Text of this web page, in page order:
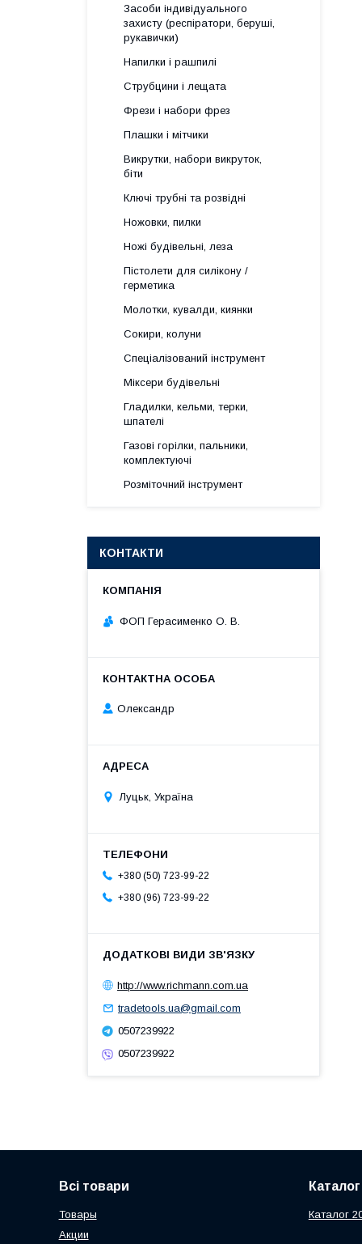
Засоби індивідуального
захисту (респіратори, беруші,
рукавички)
Напилки і рашпилі
Струбцини і лещата
Фрези і набори фрез
Плашки і мітчики
Викрутки, набори викруток,
біти
Ключі трубні та розвідні
Ножовки, пилки
Ножі будівельні, леза
Пістолети для силікону /
герметика
Молотки, кувалди, киянки
Сокири, колуни
Спеціалізований інструмент
Міксери будівельні
Гладилки, кельми, терки,
шпателі
Газові горілки, пальники,
комплектуючі
Розміточний інструмент
КОНТАКТИ
ФОП Герасименко О. В.
Олександр
Луцьк, Україна
+380 (50) 723-99-22
+380 (96) 723-99-22
http://www.richmann.com.ua
tradetools.ua@gmail.com
0507239922
0507239922
Всі товари
Товары
Акции
Каталог
Каталог